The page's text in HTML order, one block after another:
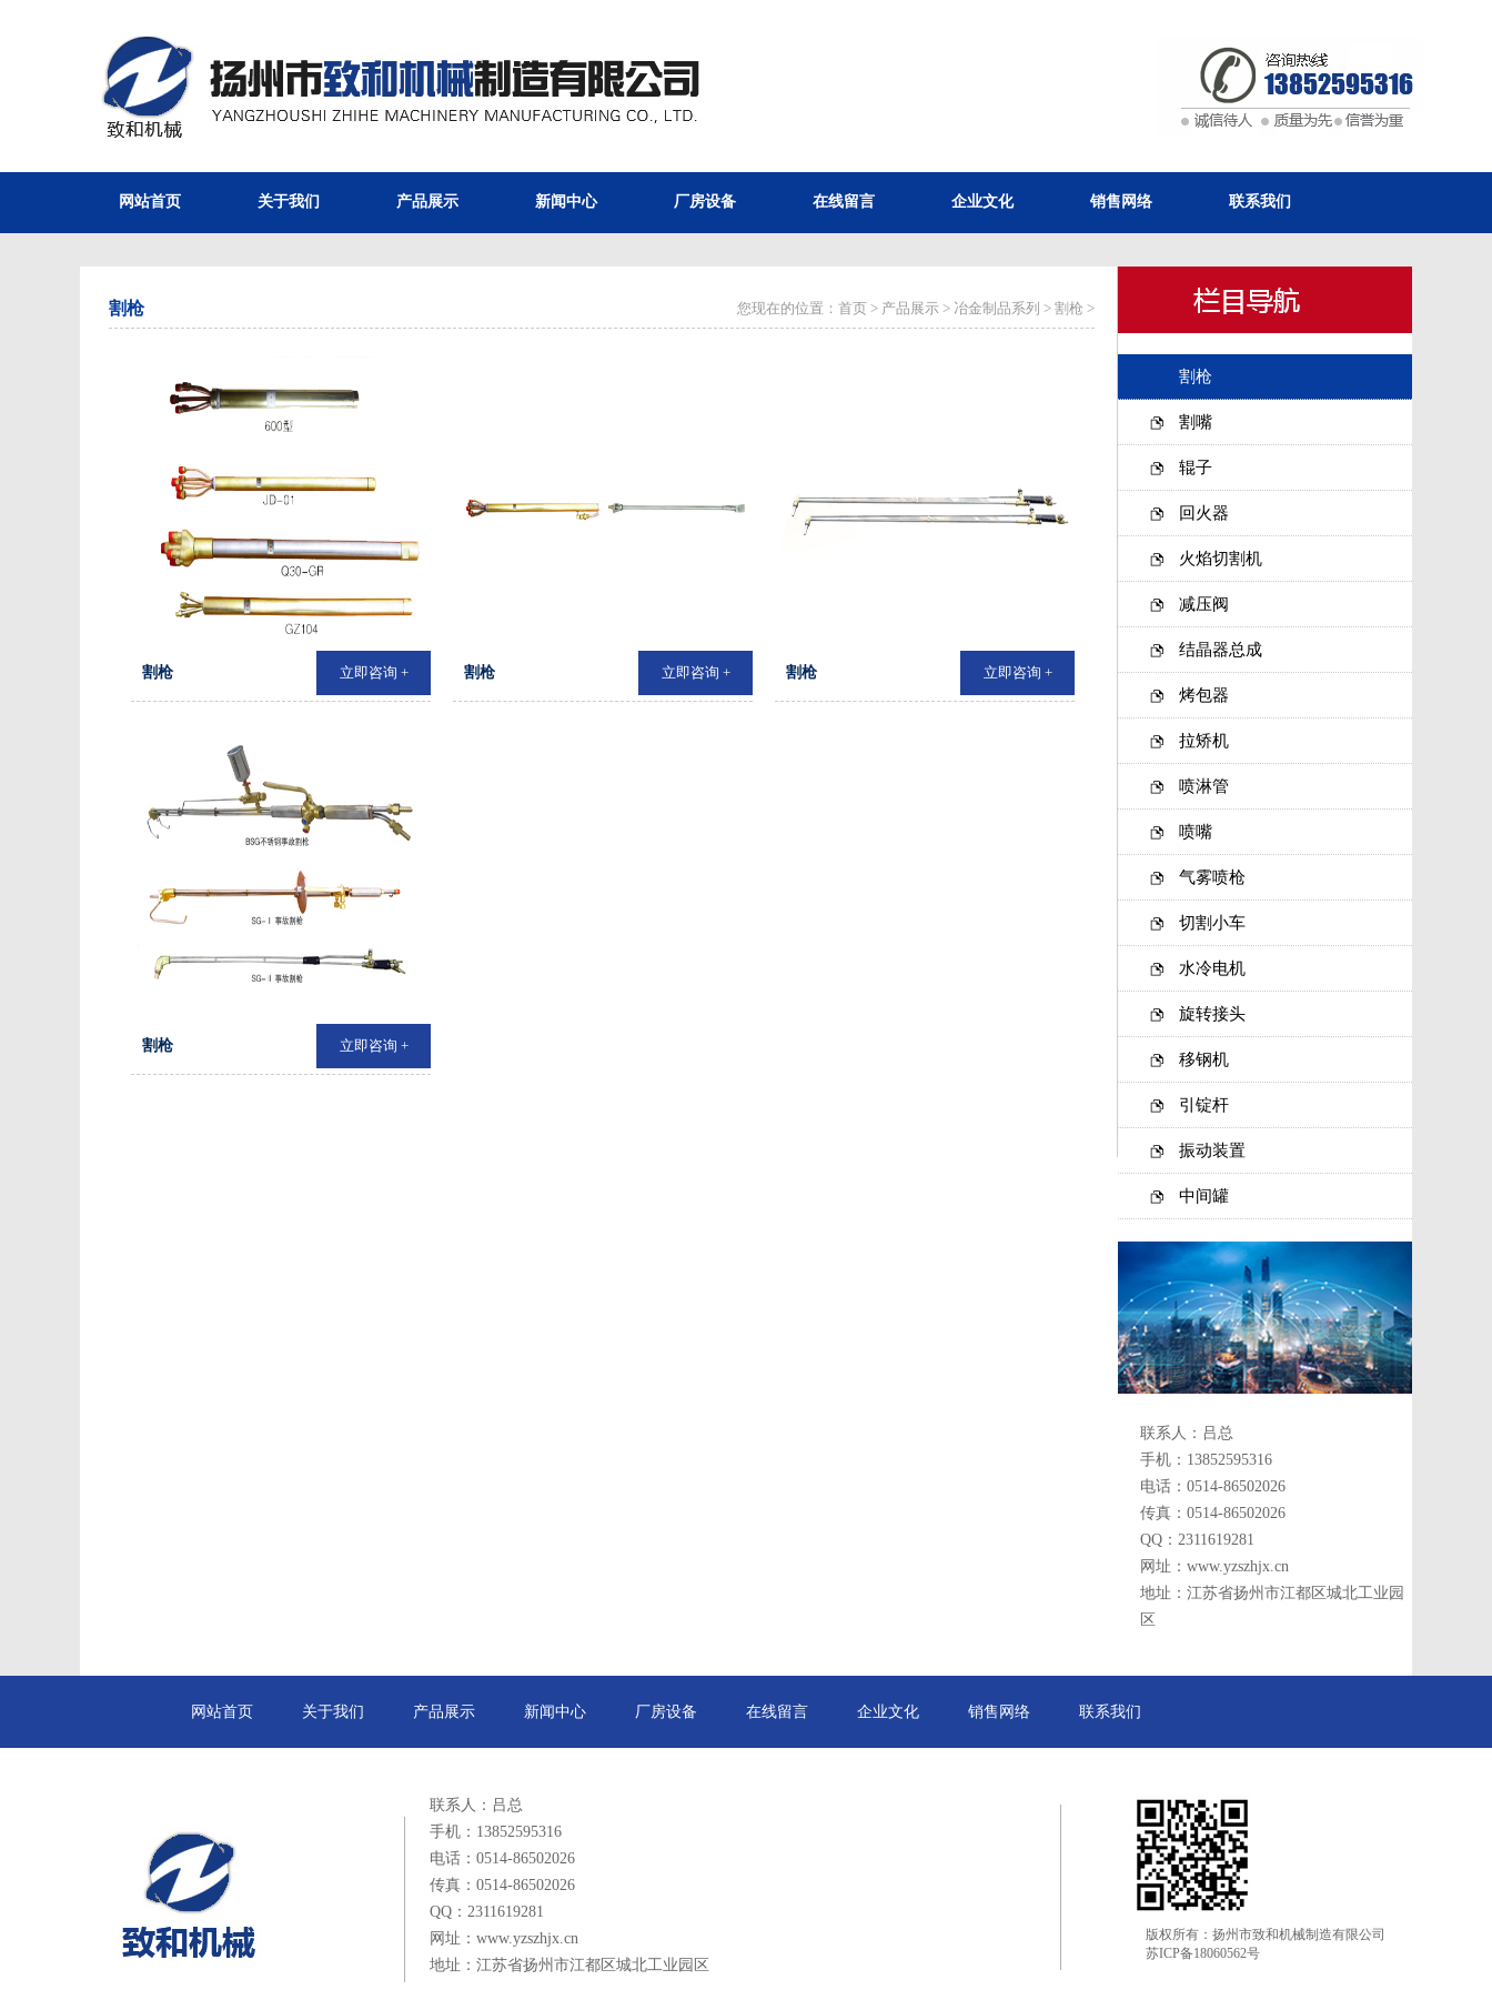
网站首页 关于我们 产品展示 新闻中心 厂房设备 在线留言 企业文化 销售网络 联系我们
割枪
割嘴
辊子
回火器
火焰切割机
减压阀
结晶器总成
烤包器
拉矫机
喷淋管
喷嘴
气雾喷枪
切割小车
水冷电机
旋转接头
移钢机
引锭杆
振动装置
中间罐
联系人：吕总
手机：13852595316
电话：0514-86502026
传真：0514-86502026
QQ：2311619281
网址：www.yzszhjx.cn
地址：江苏省扬州市江都区城北工业园
区
您现在的位置： 首页 > 产品展示 > 冶金制品系列 > 割枪 >
割枪
割枪 立即咨询 + 割枪 立即咨询 + 割枪 立即咨询 +
割枪 立即咨询 +
网站首页 关于我们 产品展示 新闻中心 厂房设备 在线留言 企业文化 销售网络 联系我们
联系人：吕总
手机：13852595316
电话：0514-86502026
传真：0514-86502026
QQ：2311619281
网址：www.yzszhjx.cn
地址：江苏省扬州市江都区城北工业园区
版权所有：扬州市致和机械制造有限公司
苏ICP备18060562号